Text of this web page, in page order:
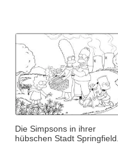
Die Simpsons in ihrer
hübschen Stadt Springfield.